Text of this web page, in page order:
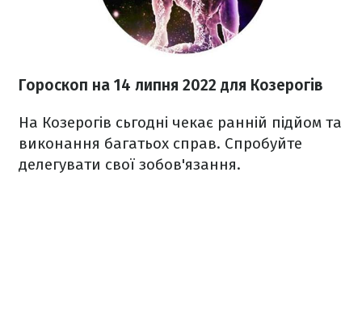
Гороскоп на 14 липня 2022 для Козерогів
На Козерогів сьгодні чекає ранній підйом та
виконання багатьох справ. Спробуйте
делегувати свої зобов'язання.